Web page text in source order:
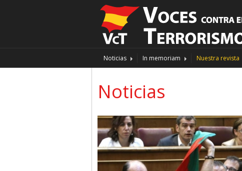
Noticias In memoriam Nuestra revista
Noticias